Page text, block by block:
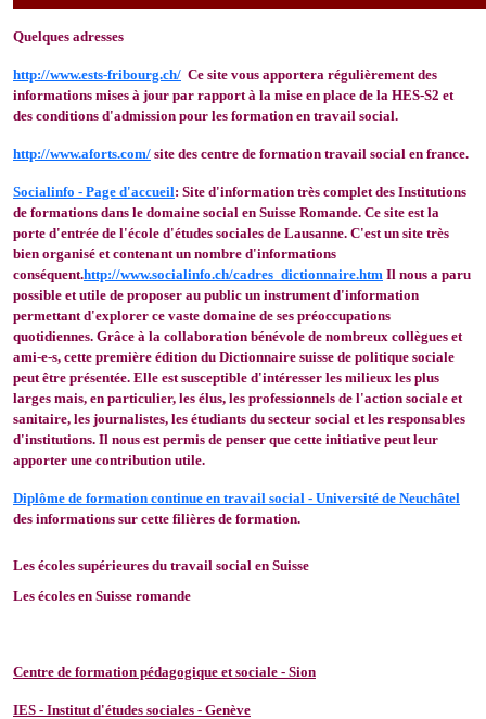
Quelques adresses
http://www.ests-fribourg.ch/ Ce site vous apportera régulièrement des
informations mises à jour par rapport à la mise en place de la HES-S2 et
des conditions d'admission pour les formation en travail social.
http://www.aforts.com/ site des centre de formation travail social en france.
Socialinfo - Page d'accueil: Site d'information très complet des Institutions
de formations dans le domaine social en Suisse Romande. Ce site est la
porte d'entrée de l'école d'études sociales de Lausanne. C'est un site très
bien organisé et contenant un nombre d'informations
conséquent.http://www.socialinfo.ch/cadres_dictionnaire.htm Il nous a paru
possible et utile de proposer au public un instrument d'information
permettant d'explorer ce vaste domaine de ses préoccupations
quotidiennes. Grâce à la collaboration bénévole de nombreux collègues et
ami-e-s, cette première édition du Dictionnaire suisse de politique sociale
peut être présentée. Elle est susceptible d'intéresser les milieux les plus
larges mais, en particulier, les élus, les professionnels de l'action sociale et
sanitaire, les journalistes, les étudiants du secteur social et les responsables
d'institutions. Il nous est permis de penser que cette initiative peut leur
apporter une contribution utile.
Diplôme de formation continue en travail social - Université de Neuchâtel
des informations sur cette filières de formation.
Les écoles supérieures du travail social en Suisse
Les écoles en Suisse romande
Centre de formation pédagogique et sociale - Sion
IES - Institut d'études sociales - Genève